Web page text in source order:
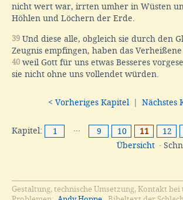
nicht wert war, irrten umher in Wüsten
Höhlen und Löchern der Erde.
39 Und diese alle, obgleich sie durch den
Zeugnis empfingen, haben das
40 weil Gott für uns etwas Besseres
sie nicht ohne uns vollendet würden.
< Vorheriges Kapitel Nächstes
Kapitel: 1 ··· 9 10 11 12
Übersicht ·
Gestaltung, technische Umsetzung, Kontakt bei